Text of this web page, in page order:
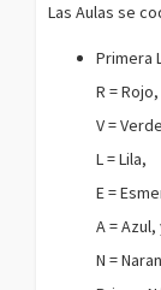
Las Aulas se
Primera
R = Rojo,
V =
L = Lila,
E =
A = Azul,
N =